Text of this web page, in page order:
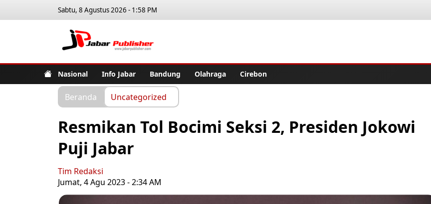
Sabtu, 8 Agustus 2026 - 1:58 PM
Nasional Info Jabar Bandung Olahraga Cirebon
Beranda Uncategorized
Resmikan Tol Bocimi Seksi 2, Presiden Jokowi
Puji Jabar
Tim Redaksi
Jumat, 4 Agu 2023 - 2:34 AM